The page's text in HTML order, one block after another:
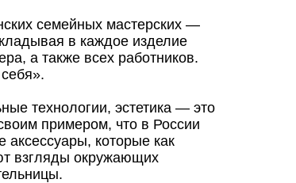
семейных мастерских —
в каждое изделие
а также всех работников.
технологии, эстетика — это
примером, что в России
аксессуары, которые как
взгляды окружающих